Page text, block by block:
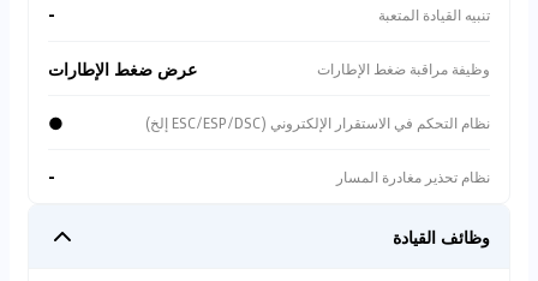
تنبيه القيادة المتعبة -
وظيفة مراقبة ضغط الإطارات عرض ضغط الإطارات
نظام التحكم في الاستقرار الإلكتروني (ESC/ESP/DSC إلخ) ●
نظام تحذير مغادرة المسار -
وظائف القيادة